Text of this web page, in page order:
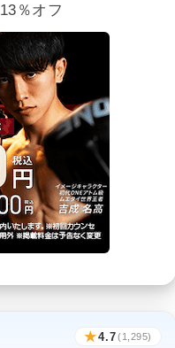
％オフ
★4.7(1,295)